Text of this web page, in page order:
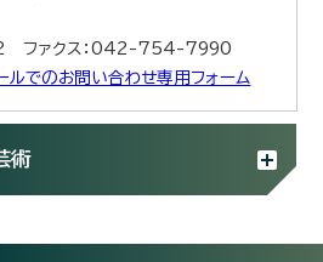
ファクス：042-754-7990
ルでのお問い合わせ専用フォーム
術